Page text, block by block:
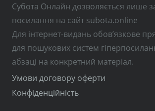
Субота Онлайн дозволяється лише
посилання на сайт subota.online
Для інтернет-видань обов’язкове
для пошукових систем
абзаці на конкретний матеріал.
Умови договору оферти
Конфіденційність